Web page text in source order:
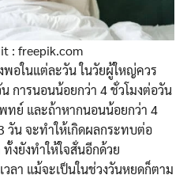
: freepik.com
อในแต่ละวัน ในวัยผู้ใหญ่ควร
การนอนน้อยกว่า 4 ชั่วโมงต่อวัน
ทย์ และถ้าหากนอนน้อยกว่า 4
วัน จะทำให้เกิดผลกระทบต่อ
งยังทำให้ใจสั่นอีกด้วย
ลา แม้จะเป็นในช่วงวันหยุดก็ตาม